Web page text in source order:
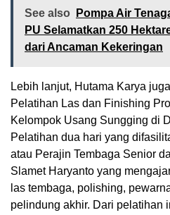
See also
Pompa Air
PU Selamatkan 250
dari Ancaman Kekeringan
Lebih lanjut, Hutama Karya
Pelatihan Las dan Finishing
Kelompok Usang Sungging di
Pelatihan dua hari yang
atau Perajin Tembaga Senior
Slamet Haryanto yang
las tembaga, polishing,
pelindung akhir. Dari pelatihan